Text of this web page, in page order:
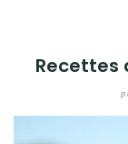
Recettes